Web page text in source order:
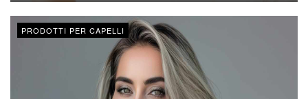
PRODOTTI PER CAPELLI